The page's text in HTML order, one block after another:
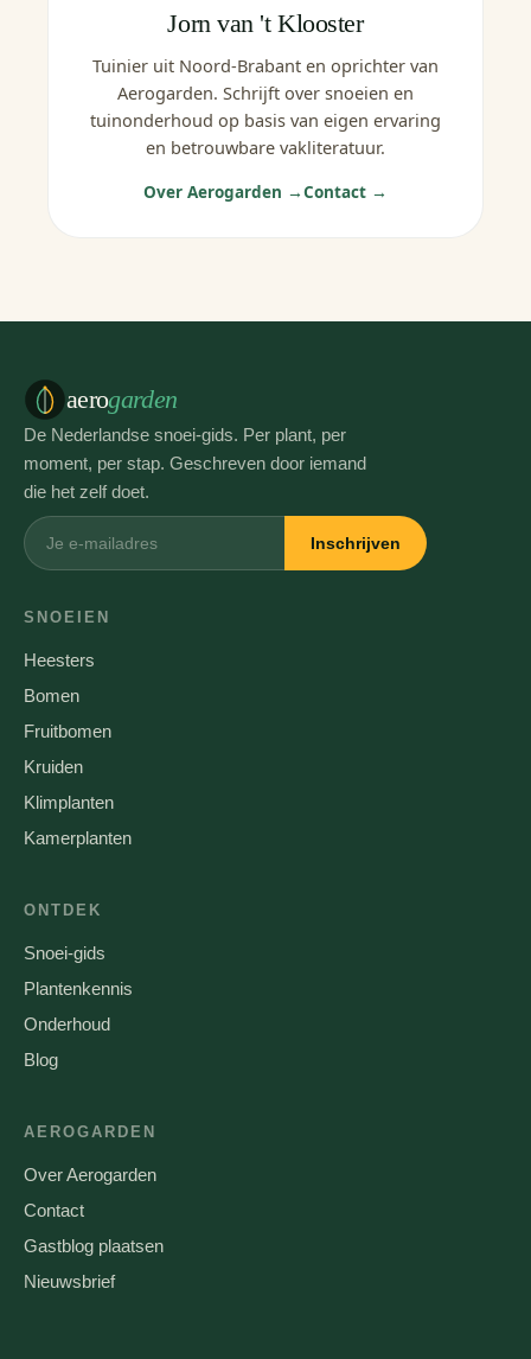
Jorn van 't Klooster
Tuinier uit Noord-Brabant en oprichter van
Aerogarden. Schrijft over snoeien en
tuinonderhoud op basis van eigen ervaring
en betrouwbare vakliteratuur.
Over Aerogarden →Contact →
aerogarden
De Nederlandse snoei-gids. Per plant, per
moment, per stap. Geschreven door iemand
die het zelf doet.
Inschrijven
SNOEIEN
Heesters
Bomen
Fruitbomen
Kruiden
Klimplanten
Kamerplanten
ONTDEK
Snoei-gids
Plantenkennis
Onderhoud
Blog
AEROGARDEN
Over Aerogarden
Contact
Gastblog plaatsen
Nieuwsbrief